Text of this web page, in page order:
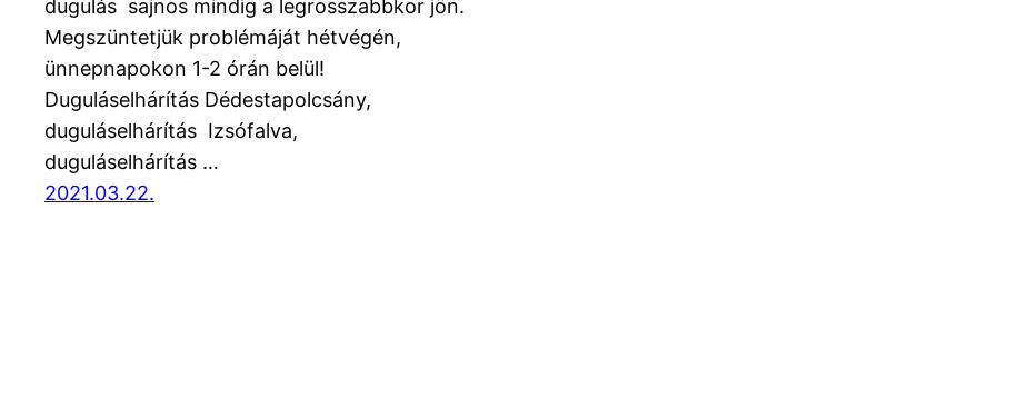
dugulás sajnos mindig a legrosszabbkor jön.
Megszüntetjük problémáját hétvégén,
ünnepnapokon 1-2 órán belül!
Duguláselhárítás Dédestapolcsány,
duguláselhárítás Izsófalva,
duguláselhárítás …
2021.03.22.